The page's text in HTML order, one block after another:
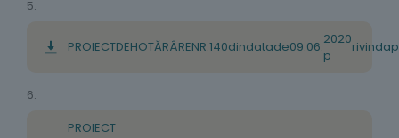
5.
PROIECTDEHOTĂRÂRENR.140dindatade09.06.2020
p
rivind
6.
PROIECT